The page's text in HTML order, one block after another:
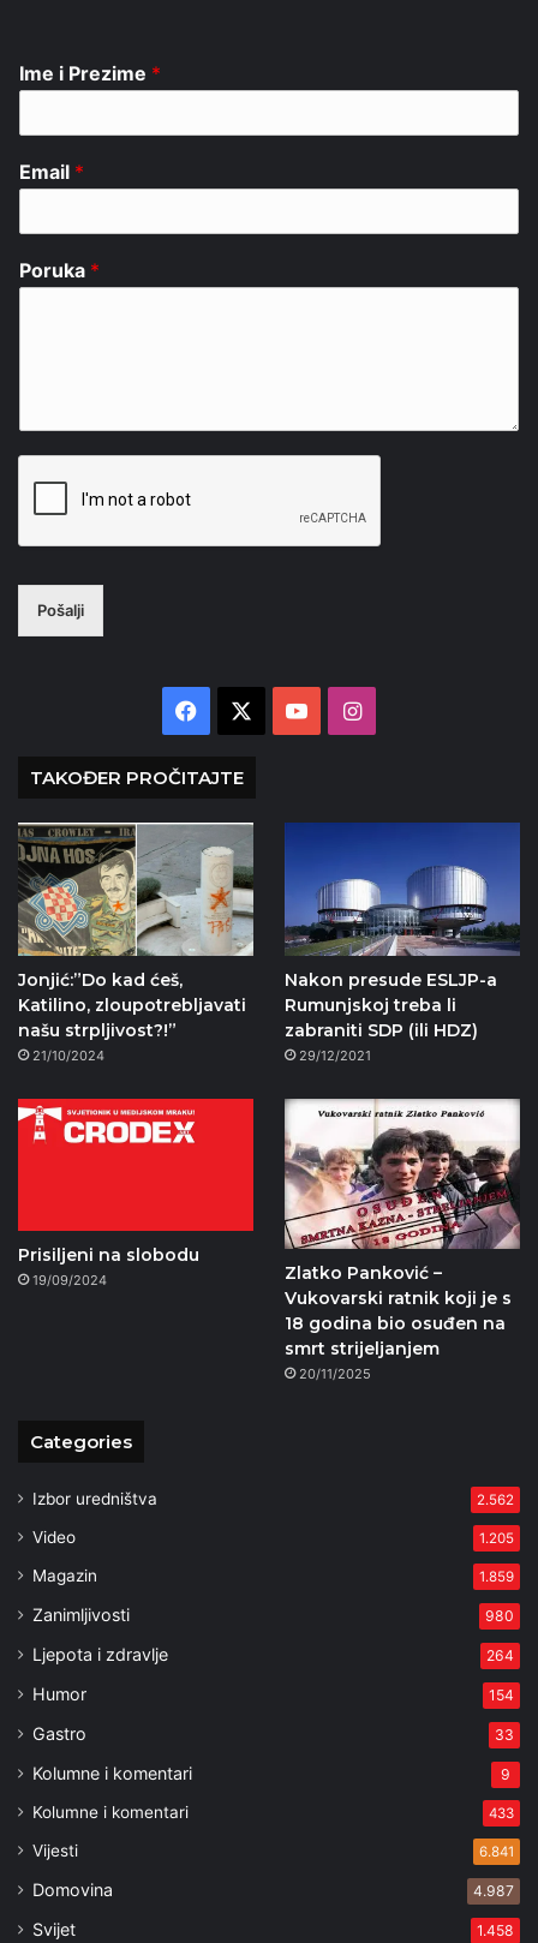
Ime i Prezime *
Email *
Poruka *
Pošalji
Facebook YouTubeInstagram
TAKOĐER PROČITAJTE
Jonjić:”Do kad ćeš,
Katilino, zloupotrebljavati
našu strpljivost?!”
21/10/2024
Nakon presude ESLJP-a
Rumunjskoj treba li
zabraniti SDP (ili HDZ)
29/12/2021
Prisiljeni na slobodu
19/09/2024
Zlatko Panković –
Vukovarski ratnik koji je s
18 godina bio osuđen na
smrt strijeljanjem
20/11/2025
Categories
Izbor uredništva 2.562
Video 1.205
Magazin 1.859
Zanimljivosti 980
Ljepota i zdravlje 264
Humor 154
Gastro 33
Kolumne i komentari 9
Kolumne i komentari 433
Vijesti 6.841
Domovina 4.987
Svijet 1.458